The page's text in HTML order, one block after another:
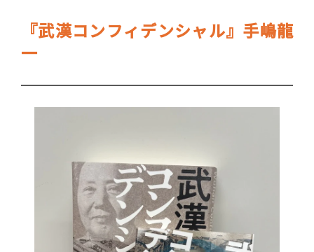
『武漢コンフィデンシャル』手嶋龍
一